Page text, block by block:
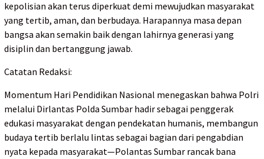
kepolisian akan terus diperkuat demi mewujudkan masyarakat
yang tertib, aman, dan berbudaya. Harapannya masa depan
bangsa akan semakin baik dengan lahirnya generasi yang
disiplin dan bertanggung jawab.
Catatan Redaksi:
Momentum Hari Pendidikan Nasional menegaskan bahwa Polri
melalui Dirlantas Polda Sumbar hadir sebagai penggerak
edukasi masyarakat dengan pendekatan humanis, membangun
budaya tertib berlalu lintas sebagai bagian dari pengabdian
nyata kepada masyarakat—Polantas Sumbar rancak bana